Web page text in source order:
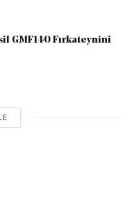
GMF140 Fırkateynini